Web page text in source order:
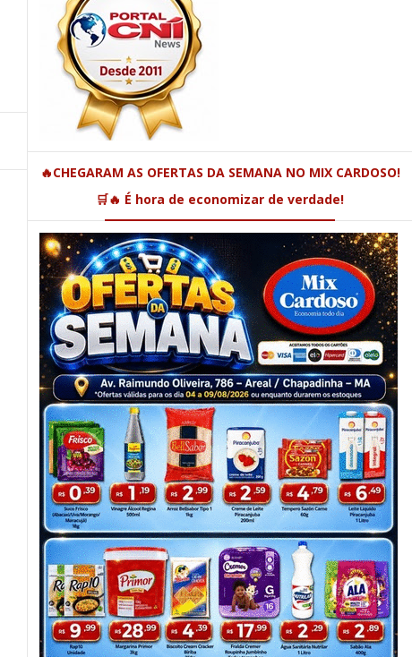
🔥CHEGARAM AS OFERTAS DA SEMANA NO MIX CARDOSO!
🛒🔥 É hora de economizar de verdade!